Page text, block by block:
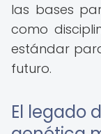
las bases
como
estándar
futuro.
El legado